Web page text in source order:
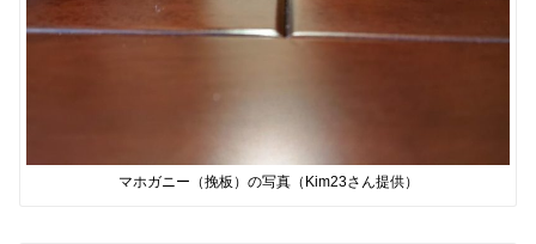
マホガニー（挽板）の写真（Kim23さん提供）